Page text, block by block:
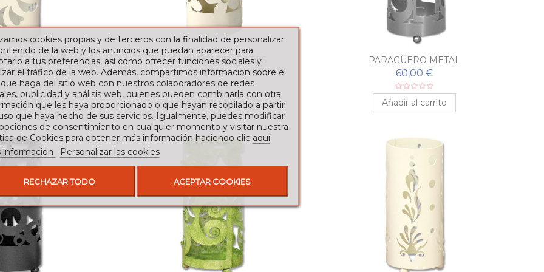
DE FORJA
€
al carrito
PARAGÜEROS BARATOS
60,00 €
Añadir al carrito
PARAGÜERO METAL
60,00 €
Añadir al carrito
cookies propias y de terceros con la finalidad de personalizar
de la web y los anuncios que puedan aparecer para
a tus preferencias, así como ofrecer funciones sociales y
el tráfico de la web. Además, compartimos información sobre el
haga del sitio web con nuestros colaboradores de redes
publicidad y análisis web, quienes pueden combinarla con otra
que les haya proporcionado o que hayan recopilado a partir
que haya hecho de sus servicios. Igualmente, puedes modificar
de consentimiento en cualquier momento y visitar nuestra
de Cookies para obtener más información haciendo clic aquí
información
Personalizar las cookies
RECHAZAR TODO ACEPTAR COOKIES